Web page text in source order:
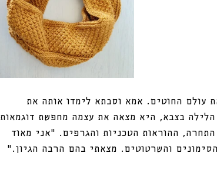
עולם החוטים. אמא וסבתא לימדו אותה את
בצבא, היא מצאה את עצמה מחפשת דוגמאות
ההוראות הטכניות והגרפים. “אני מאוד
והשרטוטים. מצאתי בהם הרבה הגיון.”